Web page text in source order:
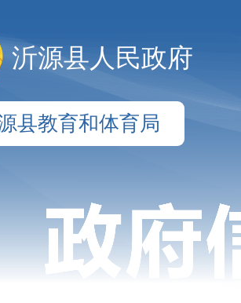
沂源县人民政府
县教育和体育局